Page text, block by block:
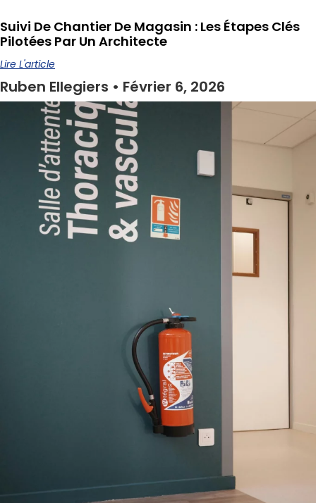
Suivi De Chantier De Magasin : Les Étapes Clés
Pilotées Par Un Architecte
Lire L'article
Ruben Ellegiers Février 6, 2026